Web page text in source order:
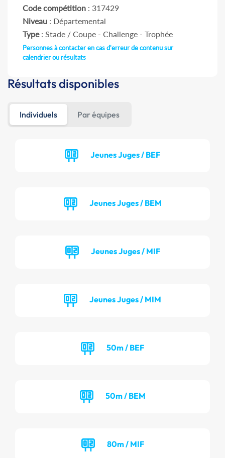
Code compétition : 317429
Niveau : Départemental
Type: Stade / Coupe - Challenge - Trophée
Personnes à contacter en cas d'erreur de contenu sur
calendrier ou résultats
Résultats disponibles
Individuels Par équipes
Jeunes Juges / BEF
Jeunes Juges / BEM
Jeunes Juges / MIF
Jeunes Juges / MIM
50m / BEF
50m / BEM
80m / MIF